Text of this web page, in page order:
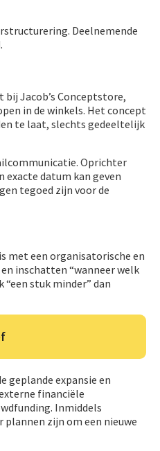
Deelnemende
Jacob’s Conceptstore,
in de winkels. Het concept
te laat, slechts gedeeltelijk
Oprichter
exacte datum kan geven
tegoed zijn voor de
met een organisatorische en
inschatten “wanneer welk
stuk minder” dan
geplande expansie en
financiële
Inmiddels
plannen zijn om een nieuwe